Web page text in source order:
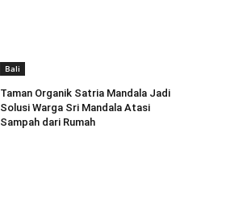
Bali
Taman Organik Satria Mandala Jadi
Solusi Warga Sri Mandala Atasi
Sampah dari Rumah